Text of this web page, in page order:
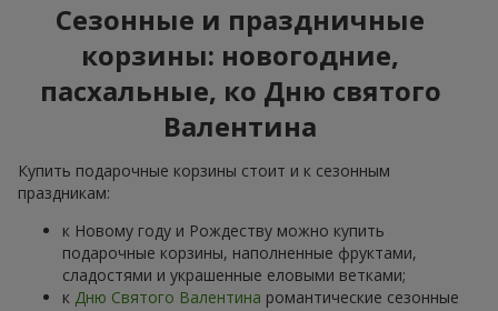
Сезонные и праздничные
корзины: новогодние,
пасхальные, ко Дню святого
Валентина
Купить подарочные корзины стоит и к сезонным
праздникам:
к Новому году и Рождеству можно купить
подарочные корзины, наполненные фруктами,
сладостями и украшенные еловыми ветками;
к Дню Святого Валентина романтические сезонные